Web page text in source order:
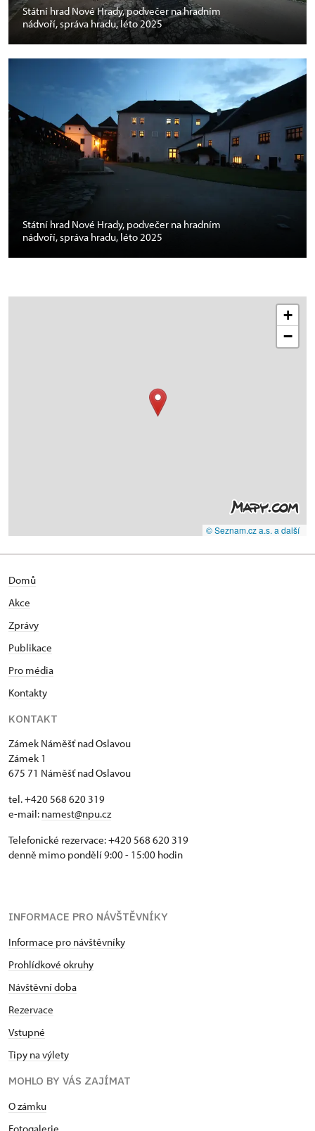
Státní hrad Nové Hrady, podvečer na hradním
nádvoří, správa hradu, léto 2025
Státní hrad Nové Hrady, podvečer na hradním
nádvoří, správa hradu, léto 2025
+
−
© Seznam.cz a.s. a další
Domů
Akce
Zprávy
Publikace
Pro média
Kontakty
KONTAKT
Zámek Náměšť nad Oslavou
Zámek 1
675 71 Náměšť nad Oslavou
tel. +420 568 620 319
e-mail: namest@npu.cz
Telefonické rezervace: +420 568 620 319
denně mimo pondělí 9:00 - 15:00 hodin
INFORMACE PRO NÁVŠTĚVNÍKY
Informace pro návštěvníky
Prohlídkové okruhy
Návštěvní doba
Rezervace
Vstupné
Tipy na výlety
MOHLO BY VÁS ZAJÍMAT
O zámku